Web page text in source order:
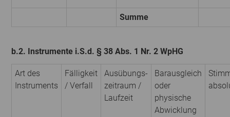
Summe
b.2. Instrumente i.S.d. § 38 Abs. 1 Nr. 2 WpHG
Art des
Instruments
Fälligkeit
/ Verfall
Ausübungs­
zeitraum /
Laufzeit
Barausgleich
oder
physische
Abwicklung